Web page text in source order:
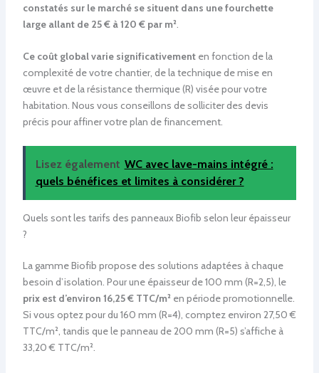
constatés sur le marché se situent dans une fourchette
large allant de 25 € à 120 € par m².
Ce coût global varie significativementen fonction de la
complexité de votre chantier, de la technique de mise en
œuvre et de la résistance thermique (R) visée pour votre
habitation. Nous vous conseillons de solliciter des devis
précis pour affiner votre plan de financement.
Lisez également WC avec lave-mains intégré :
quels bénéfices et limites à considérer ?
Quels sont les tarifs des panneaux Biofib selon leur épaisseur
?
La gamme Biofib propose des solutions adaptées à chaque
besoin d’isolation. Pour une épaisseur de 100 mm (R=2,5), le
prix est d’environ 16,25 € TTC/m²en période promotionnelle.
Si vous optez pour du 160 mm (R=4), comptez environ 27,50 €
TTC/m², tandis que le panneau de 200 mm (R=5) s’affiche à
33,20 € TTC/m².